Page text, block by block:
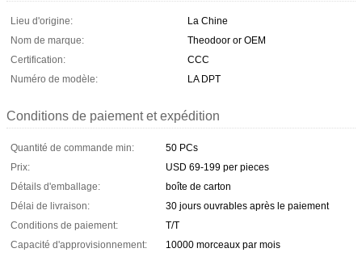
Lieu d'origine:
La Chine
Nom de marque:
Theodoor or OEM
Certification:
CCC
Numéro de modèle:
LA DPT
Conditions de paiement et expédition
Quantité de commande min:
50 PCs
Prix:
USD 69-199 per pieces
Détails d'emballage:
boîte de carton
Délai de livraison:
30 jours ouvrables après le paiement
Conditions de paiement:
T/T
Capacité d'approvisionnement:
10000 morceaux par mois